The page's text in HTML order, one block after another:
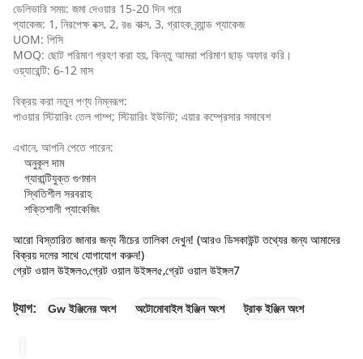
ডেলিভারি সময়: জমা দেওয়ার 15-20 দিন পরে
প্যাকেজ: 1, নিরপেক্ষ বক্স, 2, রঙ বাক্স, 3, গ্রাহক ব্র্যান্ড প্যাকেজ
UOM: পিসি
MOQ: ছোট পরিমাণ গ্রহণ করা হয়, কিন্তু আমরা পরিমাণ ছাড় অফার করি।
ওয়্যারেন্টি: 6-12 মাস
বিক্রয় করা নতুন পণ্য নিম্নরূপ:
পাওয়ার স্টিয়ারিং তেল পাম্প; স্টিয়ারিং ইউনিট; এয়ার কম্প্রেসার সমাবেশ
এখানে, আপনি পেতে পারেন:
অনুকূল দাম
গ্যারান্টিযুক্ত গুণমান
স্থিতিশীল সরবরাহ
শক্তিশালী প্যাকেজিং
আরো বিস্তারিত জানার জন্য নীচের তালিকা দেখুন! (আরও ডিসকাউন্ট তথ্যের জন্য আমাদের
বিক্রয় দলের সাথে যোগাযোগ করুন!)
গ্রেট ওয়াল উইঙ্গল৩,গ্রেট ওয়াল উইঙ্গল৫,গ্রেট ওয়াল উইঙ্গল7
ট্যাগ: Gw ইঞ্জিনের অংশ অটোমোবাইল ইঞ্জিন অংশ ট্রাক ইঞ্জিন অংশ